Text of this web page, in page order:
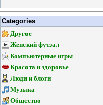
Categories
Другое
Женский футзал
Компьютерные игры
Красота и здоровье
Люди и блоги
Музыка
Общество